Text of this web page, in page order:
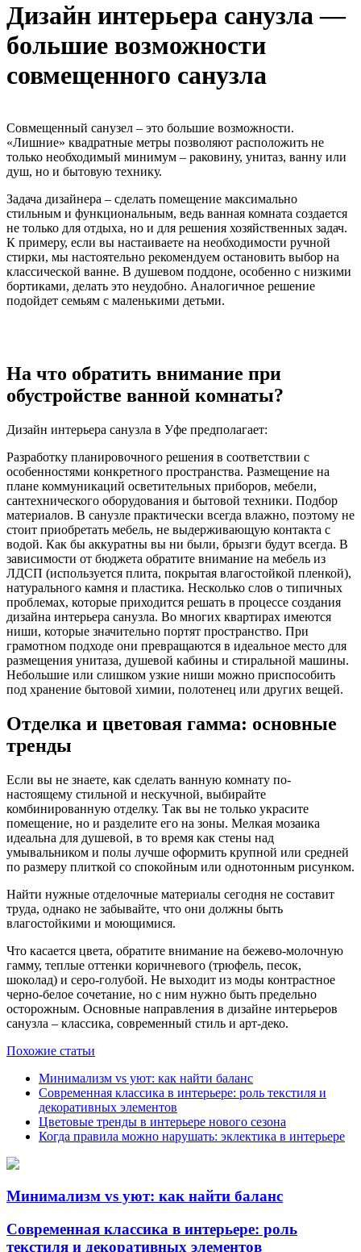
Дизайн интерьера санузла —
большие возможности
совмещенного санузла
Совмещенный санузел – это большие возможности.
«Лишние» квадратные метры позволяют расположить не
только необходимый минимум – раковину, унитаз, ванну или
душ, но и бытовую технику.
Задача дизайнера – сделать помещение максимально
стильным и функциональным, ведь ванная комната создается
не только для отдыха, но и для решения хозяйственных задач.
К примеру, если вы настаиваете на необходимости ручной
стирки, мы настоятельно рекомендуем остановить выбор на
классической ванне. В душевом поддоне, особенно с низкими
бортиками, делать это неудобно. Аналогичное решение
подойдет семьям с маленькими детьми.
На что обратить внимание при
обустройстве ванной комнаты?
Дизайн интерьера санузла в Уфе предполагает:
Разработку планировочного решения в соответствии с
особенностями конкретного пространства. Размещение на
плане коммуникаций осветительных приборов, мебели,
сантехнического оборудования и бытовой техники. Подбор
материалов. В санузле практически всегда влажно, поэтому не
стоит приобретать мебель, не выдерживающую контакта с
водой. Как бы аккуратны вы ни были, брызги будут всегда. В
зависимости от бюджета обратите внимание на мебель из
ЛДСП (используется плита, покрытая влагостойкой пленкой),
натурального камня и пластика. Несколько слов о типичных
проблемах, которые приходится решать в процессе создания
дизайна интерьера санузла. Во многих квартирах имеются
ниши, которые значительно портят пространство. При
грамотном подходе они превращаются в идеальное место для
размещения унитаза, душевой кабины и стиральной машины.
Небольшие или слишком узкие ниши можно приспособить
под хранение бытовой химии, полотенец или других вещей.
Отделка и цветовая гамма: основные
тренды
Если вы не знаете, как сделать ванную комнату по-
настоящему стильной и нескучной, выбирайте
комбинированную отделку. Так вы не только украсите
помещение, но и разделите его на зоны. Мелкая мозаика
идеальна для душевой, в то время как стены над
умывальником и полы лучше оформить крупной или средней
по размеру плиткой со спокойным или однотонным рисунком.
Найти нужные отделочные материалы сегодня не составит
труда, однако не забывайте, что они должны быть
влагостойкими и моющимися.
Что касается цвета, обратите внимание на бежево-молочную
гамму, теплые оттенки коричневого (трюфель, песок,
шоколад) и серо-голубой. Не выходит из моды контрастное
черно-белое сочетание, но с ним нужно быть предельно
осторожным. Основные направления в дизайне интерьеров
санузла – классика, современный стиль и арт-деко.
Похожие статьи
Минимализм vs уют: как найти баланс
Современная классика в интерьере: роль текстиля и
декоративных элементов
Цветовые тренды в интерьере нового сезона
Когда правила можно нарушать: эклектика в интерьере
Минимализм vs уют: как найти баланс
Современная классика в интерьере: роль
текстиля и декоративных элементов